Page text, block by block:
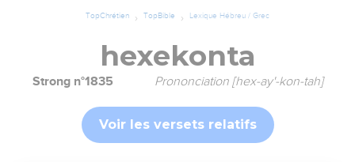
TopChrétien TopBible Lexique Hébreu / Grec
hexekonta
Strong n°1835 Prononciation [hex-ay'-kon-tah]
Voir les versets relatifs